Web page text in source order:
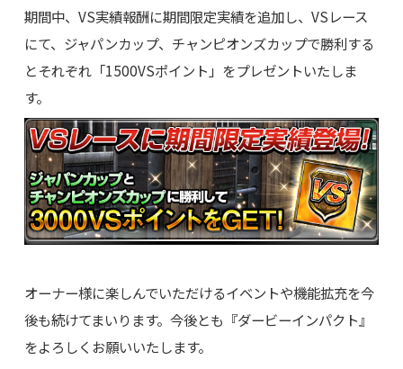
期間中、VS実績報酬に期間限定実績を追加し、VSレース
にて、ジャパンカップ、チャンピオンズカップで勝利する
とそれぞれ「1500VSポイント」をプレゼントいたしま
す。
オーナー様に楽しんでいただけるイベントや機能拡充を今
後も続けてまいります。今後とも『ダービーインパクト』
をよろしくお願いいたします。